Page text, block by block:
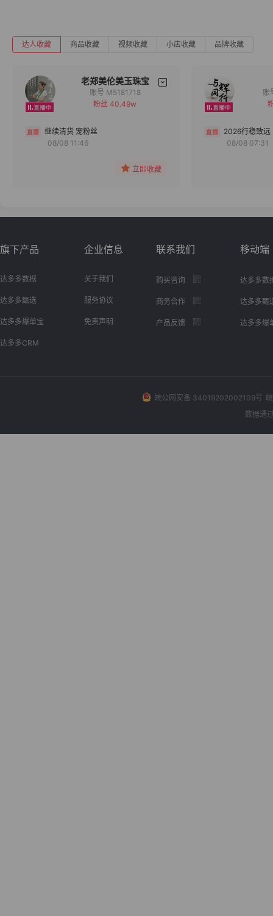
达人收藏 商品收藏 视频收藏 小店收藏 品牌收藏
老郑美伦美玉珠宝
备注
账号 M5181718
粉丝 40.49w
继续清货 宠粉丝
08/08 11:46
立即收藏
2026行稳致远
08/08 07:31
旗下产品
达多多数据
达多多甄选
达多多爆单宝
达多多CRM
企业信息
关于我们
服务协议
免责声明
联系我们
购买咨询
商务合作
产品反馈
移动端
达多多数
达多多甄
达多多爆
皖公网安备 34019202002109号
数据通